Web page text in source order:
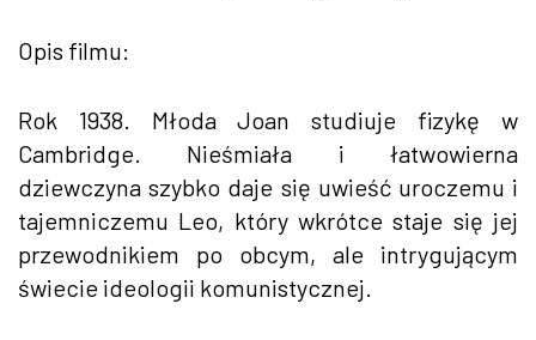
Opis filmu:
Rok 1938. Młoda Joan studiuje fizykę w
Cambridge. Nieśmiała i łatwowierna
dziewczyna szybko daje się uwieść uroczemu i
tajemniczemu Leo, który wkrótce staje się jej
przewodnikiem po obcym, ale intrygującym
świecie ideologii komunistycznej.